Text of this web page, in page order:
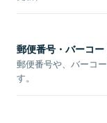
郵便番号・バーコ
郵便番号や、バーコ
す。